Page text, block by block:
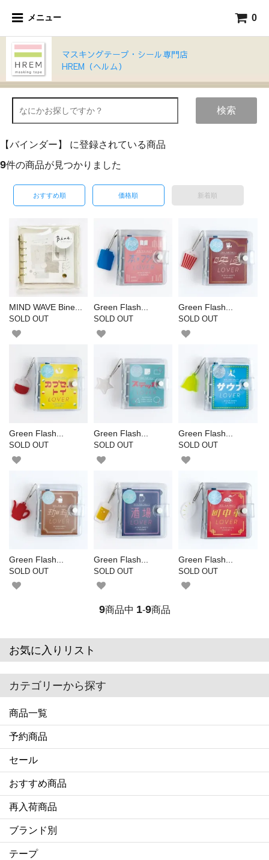
メニュー 0
マスキングテープ・シール専門店
HREM（ヘルム）
検索
【バインダー】 に登録されている商品
9件の商品が見つかりました
おすすめ順 価格順 新着順
MIND WAVE Bine...
SOLD OUT
Green Flash...
SOLD OUT
Green Flash...
SOLD OUT
Green Flash...
SOLD OUT
Green Flash...
SOLD OUT
Green Flash...
SOLD OUT
Green Flash...
SOLD OUT
Green Flash...
SOLD OUT
Green Flash...
SOLD OUT
9商品中 1-9商品
お気に入りリスト
カテゴリーから探す
商品一覧
予約商品
セール
おすすめ商品
再入荷商品
ブランド別
テープ